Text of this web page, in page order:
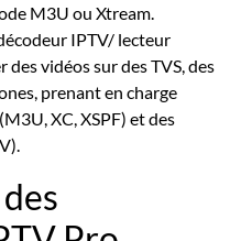
M3U ou Xtream.
IPTV/ lecteur
vidéos sur des TVS, des
prenant en charge
XC, XSPF) et des